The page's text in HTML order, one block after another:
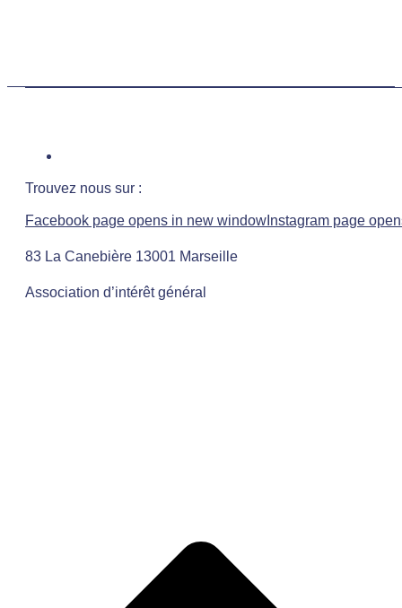
Trouvez nous sur :
Facebook page opens in new window Instagram page
83 La Canebière 13001 Marseille
Association d’intérêt général